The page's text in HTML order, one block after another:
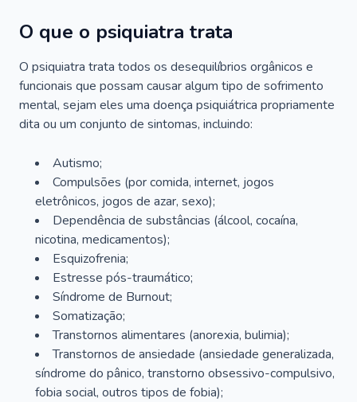
O que o psiquiatra trata
O psiquiatra trata todos os desequilíbrios orgânicos e
funcionais que possam causar algum tipo de sofrimento
mental, sejam eles uma doença psiquiátrica propriamente
dita ou um conjunto de sintomas, incluindo:
Autismo;
Compulsões (por comida, internet, jogos
eletrônicos, jogos de azar, sexo);
Dependência de substâncias (álcool, cocaína,
nicotina, medicamentos);
Esquizofrenia;
Estresse pós-traumático;
Síndrome de Burnout;
Somatização;
Transtornos alimentares (anorexia, bulimia);
Transtornos de ansiedade (ansiedade generalizada,
síndrome do pânico, transtorno obsessivo-compulsivo,
fobia social, outros tipos de fobia);